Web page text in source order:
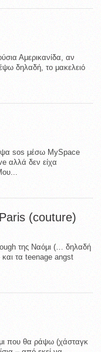
Αμερικανίδα, αν
δηλαδή, το μακελειό
sos μέσω MySpace
αλλά δεν είχα
(couture)
της Ναόμι (… δηλαδή
τα teenage angst
που θα ράψω (χάσταγκ